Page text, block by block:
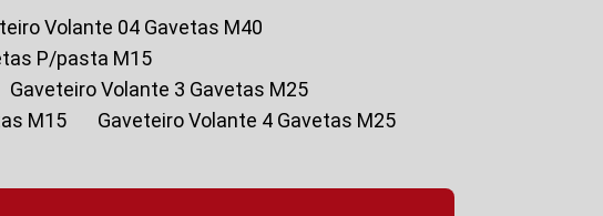
Volante 04 Gavetas M40
P/pasta M15
Gaveteiro Volante 3 Gavetas M25
M15
Gaveteiro Volante 4 Gavetas M25